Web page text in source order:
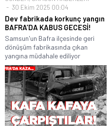
30 Ekim 2025 00:04
Dev fabrikada korkunç yangın
BAFRA’DA KABUS GECESİ!
Samsun'un Bafra ilçesinde geri
dönüşüm fabrikasında çıkan
yangına müdahale ediliyor